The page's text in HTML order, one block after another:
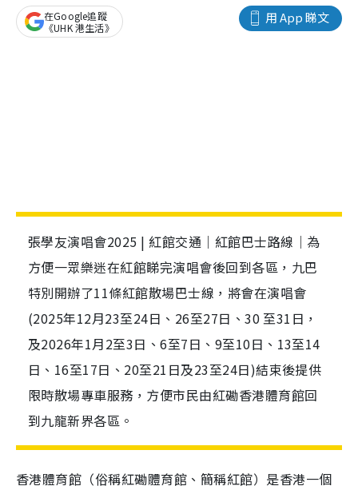
用 App 睇文
在Google追蹤
《UHK 港生活》
張學友演唱會2025 | 紅館交通｜紅館巴士路線｜為
方便一眾樂迷在紅館睇完演唱會後回到各區，九巴
特別開辦了11條紅館散場巴士線，將會在演唱會
(2025年12月23至24日、26至27日、30 至31日，
及2026年1月2至3日、6至7日、9至10日、13至14
日、16至17日、20至21日及23至24日)結束後提供
限時散場專車服務，方便市民由紅磡香港體育館回
到九龍新界各區。
香港體育館（俗稱紅磡體育館、簡稱紅館）是香港一個